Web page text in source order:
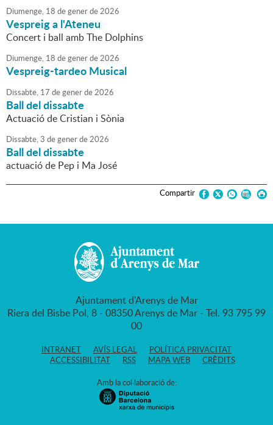
Diumenge, 18 degenerde2026
Vespreig a l'Ateneu
Concert i ball amb The Dolphins
Diumenge, 18 degenerde2026
Vespreig-tardeo Musical
Dissabte, 17 degenerde2026
Ball del dissabte
Actuació de Cristian i Sònia
Dissabte,3 degenerde2026
Ball del dissabte
actuació de Pep i Ma José
Compartir
Ajuntament d'Arenys de Mar
Riera del Bisbe Pol, 8 - 08350 Arenys de Mar - Tel. 93 795 99
00
INTRANET AVÍS LEGAL
POLÍTICA PRIVACITAT
ACCESSIBILITAT
RSS MAPA WEB CRÈDITS
Amb la col·laboració de: